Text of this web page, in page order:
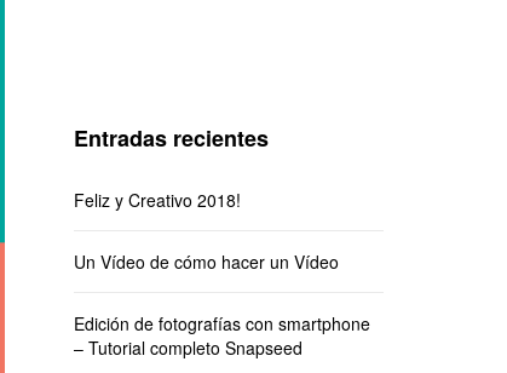
Entradas recientes
Feliz y Creativo 2018!
Un Vídeo de cómo hacer un Vídeo
Edición de fotografías con smartphone
– Tutorial completo Snapseed